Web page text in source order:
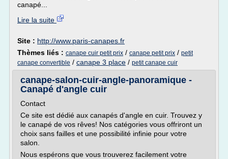
canapé...
Lire la suite
Site : http://www.paris-canapes.fr
Thèmes liés : canape cuir petit prix / canape petit prix / petit
canape convertible / canape 3 place / petit canape cuir
canape-salon-cuir-angle-panoramique -
Canapé d'angle cuir
Contact
Ce site est dédié aux canapés d'angle en cuir. Trouvez y
le canapé de vos rêves! Nos catégories vous offriront un
choix sans failles et une possibilité infinie pour votre
salon.
Nous espérons que vous trouverez facilement votre